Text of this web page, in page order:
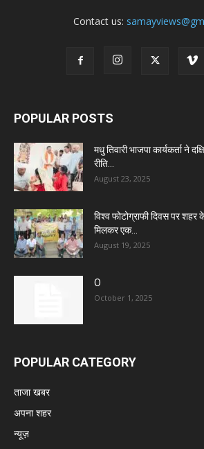
Contact us:
POPULAR POSTS
मधु तिवारी भाजपा कार्यकर्ता ने
रीति...
August 23, 2025
विश्व फोटोग्राफी दिवस पर शहर
मिलकर एक...
August 19, 2025
O
October 1, 2025
POPULAR CATEGORY
ताजा खबर
अपना शहर
न्यूज़